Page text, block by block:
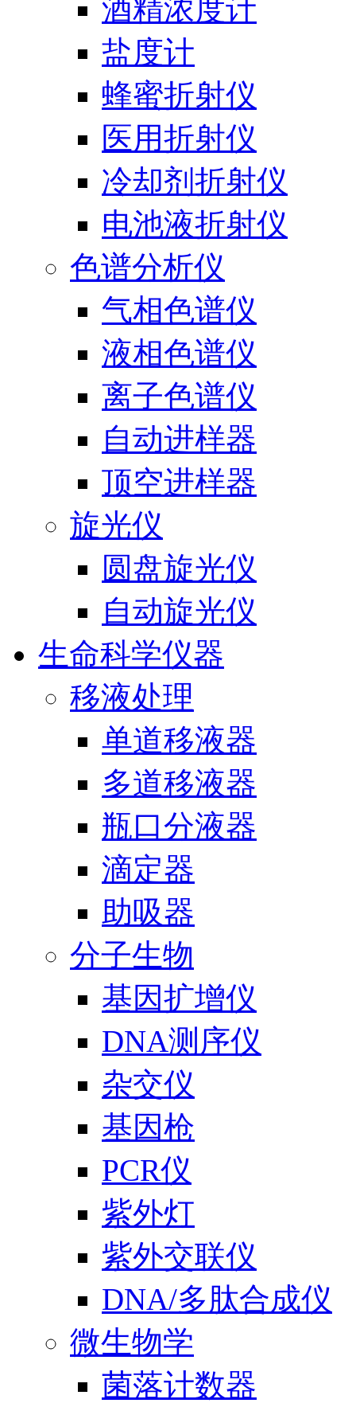
酒精浓度计
盐度计
蜂蜜折射仪
医用折射仪
冷却剂折射仪
电池液折射仪
色谱分析仪
气相色谱仪
液相色谱仪
离子色谱仪
自动进样器
顶空进样器
旋光仪
圆盘旋光仪
自动旋光仪
生命科学仪器
移液处理
单道移液器
多道移液器
瓶口分液器
滴定器
助吸器
分子生物
基因扩增仪
DNA测序仪
杂交仪
基因枪
PCR仪
紫外灯
紫外交联仪
DNA/多肽合成仪
微生物学
菌落计数器